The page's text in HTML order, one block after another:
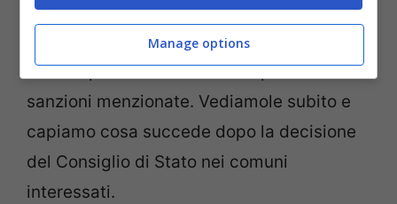
partita dallaFederazione italiana ambiente
che ha sollevato tre obiezioni
contro questa normativa che prevede le
sanzioni menzionate. Vediamole subito e
capiamo cosa succede dopo la decisione
del Consiglio di Stato nei comuni
interessati.
Manage options